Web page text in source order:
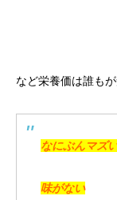
など栄養価は誰も
なにぶんマズ
味がない